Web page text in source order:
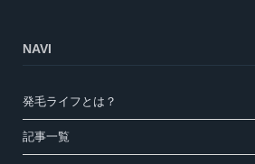
NAVI
発毛ライフとは？
記事一覧